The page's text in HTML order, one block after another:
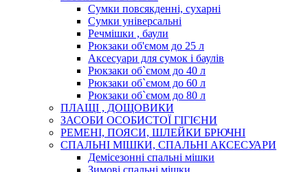
Сумки повсякденні, сухарні
Сумки універсальні
Речмішки , баули
Рюкзаки об'ємом до 25 л
Аксесуари для сумок і баулів
Рюкзаки об`ємом до 40 л
Рюкзаки об`ємом до 60 л
Рюкзаки об`ємом до 80 л
ПЛАЩІ , ДОЩОВИКИ
ЗАСОБИ ОСОБИСТОЇ ГІГІЄНИ
РЕМЕНІ, ПОЯСИ, ШЛЕЙКИ БРЮЧНІ
СПАЛЬНІ МІШКИ, СПАЛЬНІ АКСЕСУАРИ
Демісезонні спальні мішки
Зимові спальні мішки